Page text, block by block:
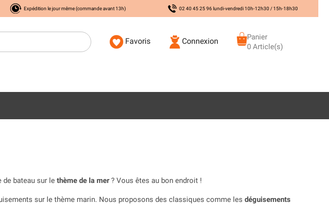
Expédition le jour même (commande avant 13h) 02 40 45 25 96 lundi-vendredi 10h-12h30 / 15h-18h30
Favoris Connexion
Panier
0 Article(s)
de bateau sur lethème de la mer? Vous êtes au bon endroit !
sur le thème marin. Nous proposons des classiques comme les déguisements